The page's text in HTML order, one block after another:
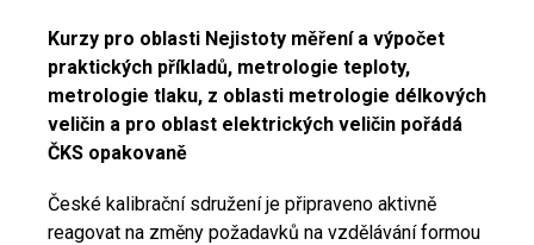
Kurzy pro oblasti Nejistoty měření a výpočet
praktických příkladů, metrologie teploty,
metrologie tlaku, z oblasti metrologie délkových
veličin a pro oblast elektrických veličin pořádá
ČKS opakovaně
České kalibrační sdružení je připraveno aktivně
reagovat na změny požadavků na vzdělávání formou